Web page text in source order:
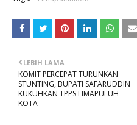
LEBIH LAMA
KOMIT PERCEPAT TURUNKAN
STUNTING, BUPATI SAFARUDDIN
KUKUHKAN TPPS LIMAPULUH
KOTA